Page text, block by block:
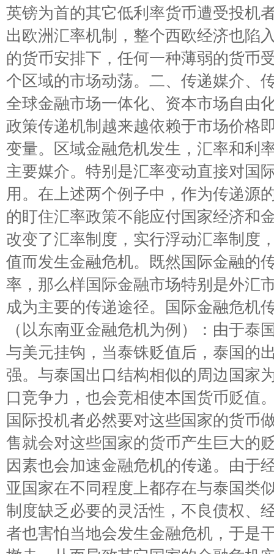
英镑为首的其它低利率货币遭受投机
出欧洲汇率机制，整个西欧经济也陷
的货币安排下，任何一种薄弱的货币
个区域的市场动荡。二、传递媒介、
全球金融市场一体化、资本市场自由
政策传递机制越来越依赖于市场价格
变量。区域金融危机发生，汇率和利
主要媒介。特别是汇率变动直接对国
用。在上述两个例子中，作为传递源
的盯住汇率政策不能应付国家经济和
改变了汇率制度，实行浮动汇率制度
值而发生金融危机。既然国际金融的
率，那么样国际金融市场特别是外汇
成为主要的传递途径。国际金融危机
（以东南亚金融危机为例）：由于泰
与美元挂钩，当泰铢贬值后，泰国的
强。与泰国出口结构相似的周边国家
口竞争力，也会竞相使本国货币贬值
国际投机者必然要对这些国家的货币
售就会对这些国家的货币产生巨大的
因素也会加速金融危机的传递。由于
亚国家在不同程度上都存在与泰国类
制度缺乏必要的灵活性，不良债权、
者也害怕当地会发生金融危机，于是